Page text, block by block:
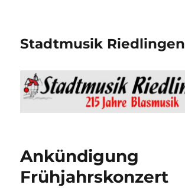
Stadtmusik Riedlingen
Ankündigung
Frühjahrskonzert